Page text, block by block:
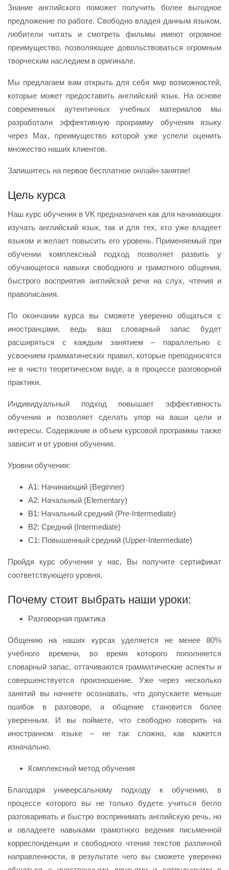
Знание английского поможет получить более выгодное
предложение по работе. Свободно владея данным языком,
любители читать и смотреть фильмы имеют огромное
преимущество, позволяющее довольствоваться огромным
творческим наследием в оригинале.
Мы предлагаем вам открыть для себя мир возможностей,
которые может предоставить английский язык. На основе
современных аутентичных учебных материалов мы
разработали эффективную программу обучения языку
через Max, преимущество которой уже успели оценить
множество наших клиентов.
Запишитесь на первое бесплатное онлайн-занятие!
Цель курса
Наш курс обучения в VK предназначен как для начинающих
изучать английский язык, так и для тех, кто уже владеет
языком и желает повысить его уровень. Применяемый при
обучении комплексный подход позволяет развить у
обучающегося навыки свободного и грамотного общения,
быстрого восприятия английской речи на слух, чтения и
правописания.
По окончании курса вы сможете уверенно общаться с
иностранцами, ведь ваш словарный запас будет
расширяться с каждым занятием – параллельно с
усвоением грамматических правил, которые преподносятся
не в чисто теоретическом виде, а в процессе разговорной
практики.
Индивидуальный подход повышает эффективность
обучения и позволяет сделать упор на ваши цели и
интересы. Содержание и объем курсовой программы также
зависит и от уровня обучения.
Уровни обучения:
А1: Начинающий (Beginner)
A2: Начальный (Elementary)
B1: Начальный средний (Pre-Intermediate)
B2: Средний (Intermediate)
C1: Повышенный средний (Upper-Intermediate)
Пройдя курс обучения у нас, Вы получите сертификат
соответствующего уровня.
Почему стоит выбрать наши уроки:
Разговорная практика
Общению на наших курсах уделяется не менее 80%
учебного времени, во время которого пополняется
словарный запас, оттачиваются грамматические аспекты и
совершенствуется произношение. Уже через несколько
занятий вы начнете осознавать, что допускаете меньше
ошибок в разговоре, а общение становится более
уверенным. И вы поймете, что свободно говорить на
иностранном языке – не так сложно, как кажется
изначально.
Комплексный метод обучения
Благодаря универсальному подходу к обучению, в
процессе которого вы не только будете учиться бегло
разговаривать и быстро воспринимать английскую речь, но
и овладеете навыками грамотного ведения письменной
корреспонденции и свободного чтения текстов различной
направленности, в результате чего вы сможете уверенно